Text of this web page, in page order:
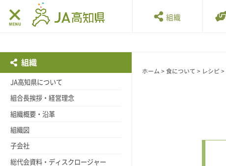
組織
ホーム > 食について > レシピ >
組織
JA高知県について
組合長挨拶・経営理念
組織概要・沿革
組織図
子会社
総代会資料・ディスクロージャー